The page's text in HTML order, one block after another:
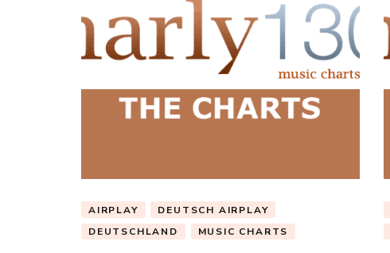
AIRPLAY
DEUTSCH AIRPLAY
DEUTSCHLAND
MUSIC CHARTS